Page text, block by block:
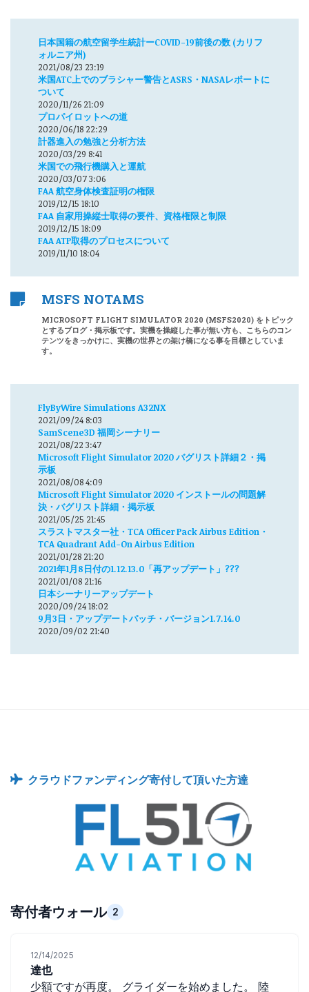
日本国籍の航空留学生統計ーCOVID-19前後の数 (カリフ
ォルニア州)
2021/08/23 23:19
米国ATC上でのブラシャー警告とASRS・NASAレポートに
ついて
2020/11/26 21:09
プロパイロットへの道
2020/06/18 22:29
計器進入の勉強と分析方法
2020/03/29 8:41
米国での飛行機購入と運航
2020/03/07 3:06
FAA 航空身体検査証明の権限
2019/12/15 18:10
FAA 自家用操縦士取得の要件、資格権限と制限
2019/12/15 18:09
FAA ATP取得のプロセスについて
2019/11/10 18:04
MSFS NOTAMS
MICROSOFT FLIGHT SIMULATOR 2020 (MSFS2020) をトピック
とするブログ・掲示板です。実機を操縦した事が無い方も、こちらのコン
テンツをきっかけに、実機の世界との架け橋になる事を目標としていま
す。
FlyByWire Simulations A32NX
2021/09/24 8:03
SamScene3D 福岡シーナリー
2021/08/22 3:47
Microsoft Flight Simulator 2020 バグリスト詳細２・掲
示板
2021/08/08 4:09
Microsoft Flight Simulator 2020 インストールの問題解
決・バグリスト詳細・掲示板
2021/05/25 21:45
スラストマスター社・TCA Officer Pack Airbus Edition・
TCA Quadrant Add-On Airbus Edition
2021/01/28 21:20
2021年1月8日付の1.12.13.0「再アップデート」???
2021/01/08 21:16
日本シーナリーアップデート
2020/09/24 18:02
9月3日・アップデートパッチ・バージョン1.7.14.0
2020/09/02 21:40
クラウドファンディング寄付して頂いた方達